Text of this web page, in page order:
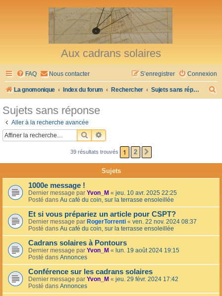
Aux cadrans solaires
FAQ Nous contacter Connexion
S’enregistrer
La gnomonique Index du forum Rechercher Sujets sans réponse
h
r
Sujets sans réponse
Aller à la recherche avancée
RECHERCHER
RECHERCHE AVANCÉE
39 résultats trouvés 1 2
Sujets
1000e message !
Dernier message par Yvon_M « jeu. 10 avr. 2025 22:25
Posté dans Au café du coin, sur la terrasse ensoleillée
Et si vous prépariez un article pour CSPT?
Dernier message par RogerTorrenti « ven. 22 nov. 2024 08:37
Posté dans Au café du coin, sur la terrasse ensoleillée
Cadrans solaires à Pontours
Dernier message par Yvon_M « lun. 19 août 2024 19:15
Posté dans Annonces
Conférence sur les cadrans solaires
Dernier message par Yvon_M « jeu. 29 févr. 2024 17:42
Posté dans Annonces